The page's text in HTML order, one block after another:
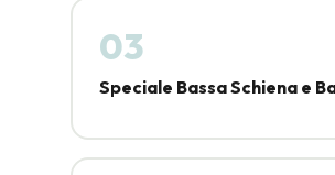
03
Speciale Bassa Schiena e